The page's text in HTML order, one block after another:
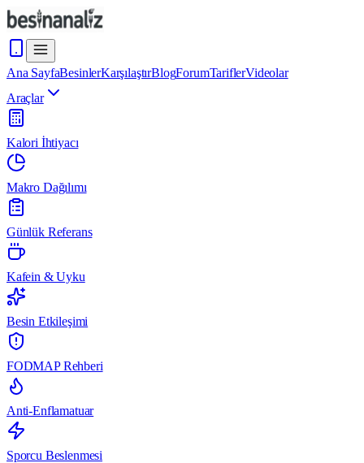
Ana SayfaBesinlerKarşılaştırBlogForumTariflerVideolar
Araçlar
Kalori İhtiyacı
Makro Dağılımı
Günlük Referans
Kafein & Uyku
Besin Etkileşimi
FODMAP Rehberi
Anti-Enflamatuar
Sporcu Beslenmesi